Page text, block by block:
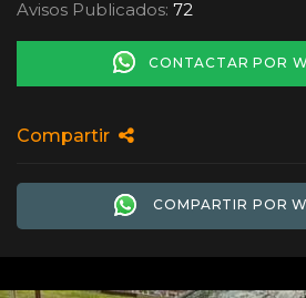
Avisos Publicados: 72
CONTACTAR POR
Compartir
COMPARTIR POR